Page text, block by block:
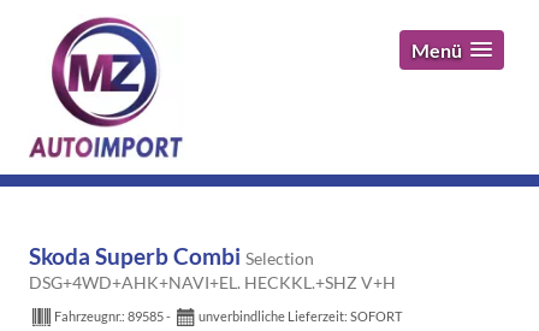
Menü
Skoda Superb Combi Selection
DSG+4WD+AHK+NAVI+EL. HECKKL.+SHZ V+H
Fahrzeugnr.: 89585
unverbindliche Lieferzeit: SOFORT